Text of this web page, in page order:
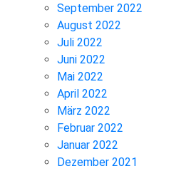
September 2022
August 2022
Juli 2022
Juni 2022
Mai 2022
April 2022
März 2022
Februar 2022
Januar 2022
Dezember 2021